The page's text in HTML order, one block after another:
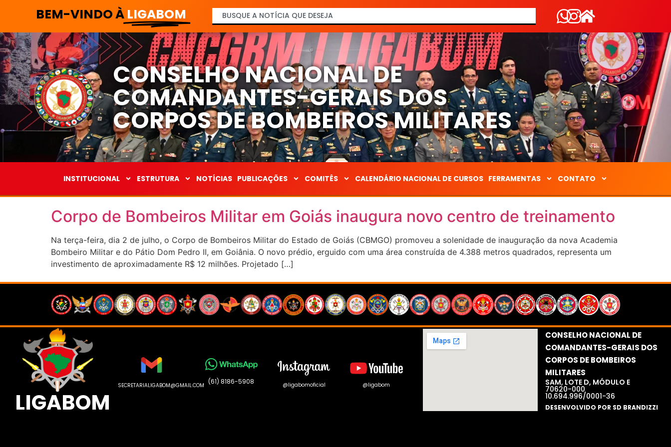
BEM-VINDO À LIGABOM
CONSELHO NACIONAL DE
COMANDANTES-GERAIS DOS
CORPOS DE BOMBEIROS MILITARES
INSTITUCIONAL ESTRUTURA NOTÍCIAS PUBLICAÇÕES COMITÊS CALENDÁRIO NACIONAL DE CURSOS FERRAMENTAS CONTATO
Corpo de Bombeiros Militar em Goiás inaugura novo centro de treinamento
Na terça-feira, dia 2 de julho, o Corpo de Bombeiros Militar do Estado de Goiás (CBMGO) promoveu a solenidade de inauguração da nova Academia
Bombeiro Militar e do Pátio Dom Pedro II, em Goiânia. O novo prédio, erguido com uma área construída de 4.388 metros quadrados, representa um
investimento de aproximadamente R$ 12 milhões. Projetado […]
LIGABOM
SECRETARIALIGABOM@GMAIL.COM (61) 8186-5908 @ligabomoficial @ligabom
CONSELHO NACIONAL DE
COMANDANTES-GERAIS DOS
CORPOS DE BOMBEIROS
MILITARES​
SAM, LOTE D, MÓDULO E
70620-000
10.694.996/0001-36
DESENVOLVIDO POR SD BRANDIZZI